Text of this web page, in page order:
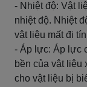
- Nhiệt độ: Vật
nhiệt độ. Nhiệt
vật liệu mất đi
- Áp lực: Áp lực
bền của vật liệu
cho vật liệu bị